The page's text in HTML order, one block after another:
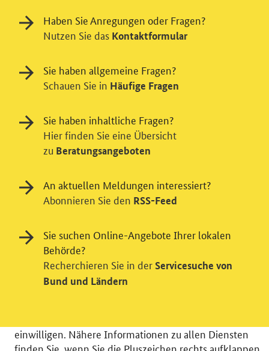
Einwilligung in Tracking und / oder
Videodienst
Wir bitten Sie an dieser Stelle um Ihre Einwilligung für
verschiedene Zusatzdienste unserer Webseite: Wir
möchten die Nutzeraktivität mit Hilfe
einwilligen. Nähere Informationen zu allen Diensten
Haben Sie Anregungen oder Fragen?
Nutzen Sie das Kontaktformular
Sie haben allgemeine Fragen?
Schauen Sie in Häufige Fragen
Sie haben inhaltliche Fragen?
Hier finden Sie eine Übersicht
zu Beratungsangeboten
An aktuellen Meldungen interessiert?
Abonnieren Sie den RSS-Feed
Sie suchen Online-Angebote Ihrer lokalen
Behörde?
Recherchieren Sie in der Servicesuche von
Bund und Ländern